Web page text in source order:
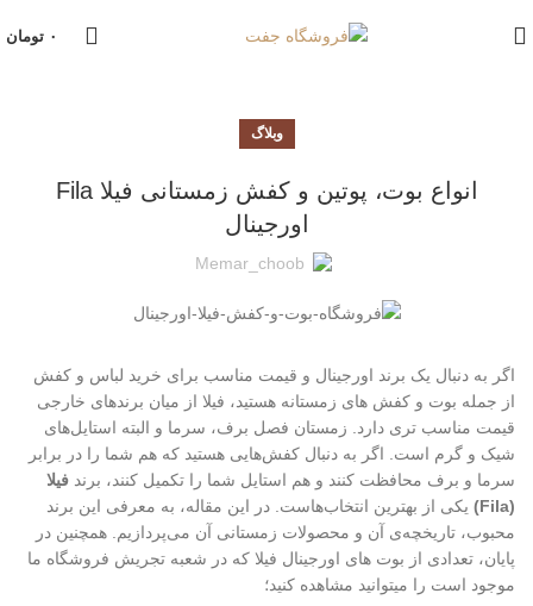
۰ تومان
وبلاگ
انواع بوت، پوتین و کفش زمستانی فیلا Fila
اورجینال
Memar_choob
اگر به دنبال یک برند اورجینال و قیمت مناسب برای خرید لباس و کفش
از جمله بوت و کفش های زمستانه هستید، فیلا از میان برندهای خارجی
قیمت مناسب تری دارد. زمستان فصل برف، سرما و البته استایل‌های
شیک و گرم است. اگر به دنبال کفش‌هایی هستید که هم شما را در برابر
سرما و برف محافظت کنند و هم استایل شما را تکمیل کنند، برند فیلا
(Fila)
یکی از بهترین انتخاب‌هاست. در این مقاله، به معرفی این برند
محبوب، تاریخچه‌ی آن و محصولات زمستانی آن می‌پردازیم. همچنین در
پایان، تعدادی از بوت های اورجینال فیلا که در شعبه تجریش فروشگاه ما
موجود است را میتوانید مشاهده کنید؛